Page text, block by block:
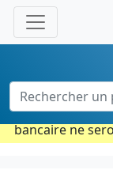
Période
bancaire ne